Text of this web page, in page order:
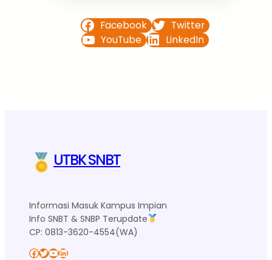
Facebook
Twitter
YouTube
LinkedIn
UTBK SNBT
Informasi Masuk Kampus Impian
Info SNBT & SNBP Terupdate
CP: 0813-3620-4554(WA)
Facebook Twitter YouTube LinkedIn